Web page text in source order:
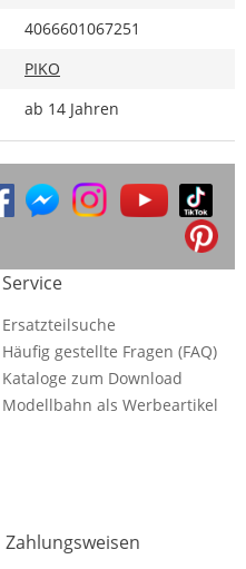
4066601067251
PIKO
ab 14 Jahren
Service
Ersatzteilsuche
Häufig gestellte Fragen (FAQ)
Kataloge zum Download
Modellbahn als Werbeartikel
Zahlungsweisen